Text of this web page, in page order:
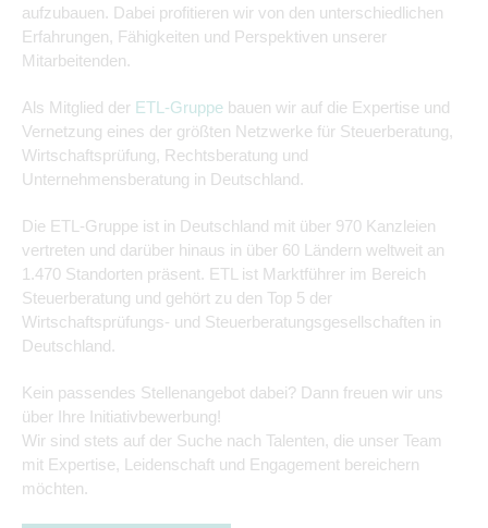
aufzubauen. Dabei profitieren wir von den unterschiedlichen
Erfahrungen, Fähigkeiten und Perspektiven unserer
Mitarbeitenden.
Als Mitglied der ETL-Gruppe bauen wir auf die Expertise und
Vernetzung eines der größten Netzwerke für Steuerberatung,
Wirtschaftsprüfung, Rechtsberatung und
Unternehmensberatung in Deutschland.
Die ETL-Gruppe ist in Deutschland mit über 970 Kanzleien
vertreten und darüber hinaus in über 60 Ländern weltweit an
1.470 Standorten präsent. ETL ist Marktführer im Bereich
Steuerberatung und gehört zu den Top 5 der
Wirtschaftsprüfungs- und Steuerberatungsgesellschaften in
Deutschland.
Kein passendes Stellenangebot dabei? Dann freuen wir uns
über Ihre Initiativbewerbung!
Wir sind stets auf der Suche nach Talenten, die unser Team
mit Expertise, Leidenschaft und Engagement bereichern
möchten.